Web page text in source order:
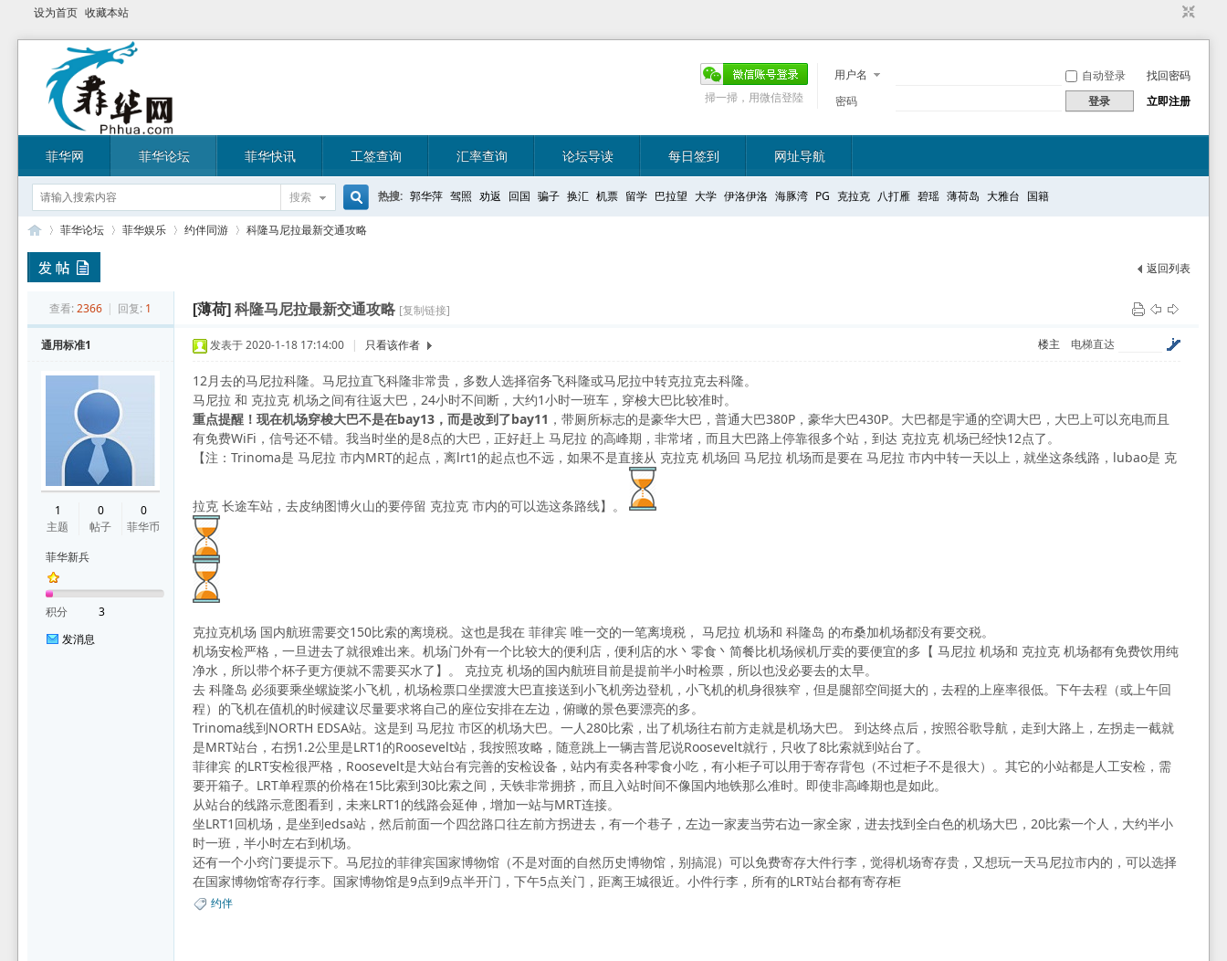
设为首页 收藏本站
用户名 自动登录
找回密码
密码
登录 立即注册
掃一掃，用微信登陸
菲华网 菲华论坛 菲华快讯 工签查询 汇率查询 论坛导读 每日签到 网址导航
搜索
搜
索
热搜: 郭华萍 驾照 劝返 回国 骗子 换汇 机票 留学 巴拉望 大学 伊洛伊洛 海豚湾 PG 克拉克 八打雁 碧瑶 薄荷岛 大雅台 国籍
菲华论坛 菲华娱乐 约伴同游
›
科隆马尼拉最新交通攻略
返回列表
查看: 2366 | 回复: 1 [薄荷] 科隆马尼拉最新交通攻略 [复制链接]
通用标准1
1
主题
0
帖子
0
菲华币
菲华新兵
积分
3
发消息
电梯直达
楼主
发表于 2020-1-18 17:14:00 | 只看该作者
12月去的马尼拉科隆。马尼拉直飞科隆非常贵，多数人选择宿务飞科隆或马尼拉中转克拉克去科隆。
马尼拉 和 克拉克 机场之间有往返大巴，24小时不间断，大约1小时一班车，穿梭大巴比较准时。
重点提醒！现在机场穿梭大巴不是在bay13，而是改到了bay11 ，带厕所标志的是豪华大巴，普通大巴380P，豪华大巴430P。大巴都是宇通的空调大巴，大巴上可以充电而且
有免费WiFi，信号还不错。我当时坐的是8点的大巴，正好赶上 马尼拉 的高峰期，非常堵，而且大巴路上停靠很多个站，到达 克拉克 机场已经快12点了。
【注：Trinoma是 马尼拉 市内MRT的起点，离lrt1的起点也不远，如果不是直接从 克拉克 机场回 马尼拉 机场而是要在 马尼拉 市内中转一天以上，就坐这条线路，lubao是 克
拉克 长途车站，去皮纳图博火山的要停留 克拉克 市内的可以选这条路线】。
克拉克机场 国内航班需要交150比索的离境税。这也是我在 菲律宾 唯一交的一笔离境税， 马尼拉 机场和 科隆岛 的布桑加机场都没有要交税。
机场安检严格，一旦进去了就很难出来。机场门外有一个比较大的便利店，便利店的水丶零食丶简餐比机场候机厅卖的要便宜的多【 马尼拉 机场和 克拉克 机场都有免费饮用纯
净水，所以带个杯子更方便就不需要买水了】。 克拉克 机场的国内航班目前是提前半小时检票，所以也没必要去的太早。
去 科隆岛 必须要乘坐螺旋桨小飞机，机场检票口坐摆渡大巴直接送到小飞机旁边登机，小飞机的机身很狭窄，但是腿部空间挺大的，去程的上座率很低。下午去程（或上午回
程）的飞机在值机的时候建议尽量要求将自己的座位安排在左边，俯瞰的景色要漂亮的多。
Trinoma线到NORTH EDSA站。这是到 马尼拉 市区的机场大巴。一人280比索，出了机场往右前方走就是机场大巴。 到达终点后，按照谷歌导航，走到大路上，左拐走一截就
是MRT站台，右拐1.2公里是LRT1的Roosevelt站，我按照攻略，随意跳上一辆吉普尼说Roosevelt就行，只收了8比索就到站台了。
菲律宾 的LRT安检很严格，Roosevelt是大站台有完善的安检设备，站内有卖各种零食小吃，有小柜子可以用于寄存背包（不过柜子不是很大）。其它的小站都是人工安检，需
要开箱子。LRT单程票的价格在15比索到30比索之间，天铁非常拥挤，而且入站时间不像国内地铁那么准时。即使非高峰期也是如此。
从站台的线路示意图看到，未来LRT1的线路会延伸，增加一站与MRT连接。
坐LRT1回机场，是坐到edsa站，然后前面一个四岔路口往左前方拐进去，有一个巷子，左边一家麦当劳右边一家全家，进去找到全白色的机场大巴，20比索一个人，大约半小
时一班，半小时左右到机场。
还有一个小窍门要提示下。马尼拉的菲律宾国家博物馆（不是对面的自然历史博物馆，别搞混）可以免费寄存大件行李，觉得机场寄存贵，又想玩一天马尼拉市内的，可以选择
在国家博物馆寄存行李。国家博物馆是9点到9点半开门，下午5点关门，距离王城很近。小件行李，所有的LRT站台都有寄存柜
约伴